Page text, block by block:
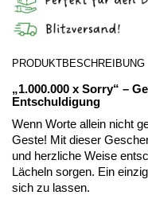
PRODUKTBESCHREIBUNG
„1.000.000 x Sorry“ –
Entschuldigung
Wenn Worte allein nicht
Geste! Mit dieser
und herzliche Weise
Lächeln sorgen. Ein
sich zu lassen.